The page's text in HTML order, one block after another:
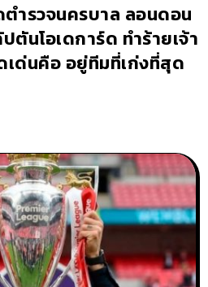
ำรวจนครบาล ลอนดอน
ตันโอเดการ์ด ทำร้ายเจ้า
ด่นคือ อยู่ทีมที่เก่งที่สุด